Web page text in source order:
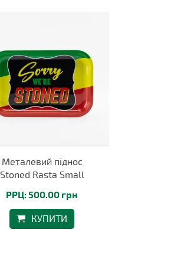
Металевий піднос
Stoned Rasta Small
РРЦ: 500.00 грн
КУПИТИ